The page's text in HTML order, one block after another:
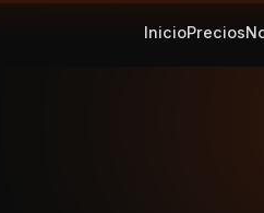
InicioPrecios